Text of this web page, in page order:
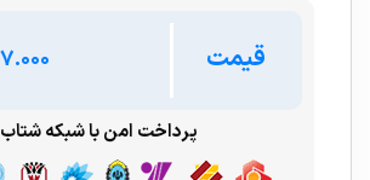
قیمت
پرداخت امن با شبکه شتاب